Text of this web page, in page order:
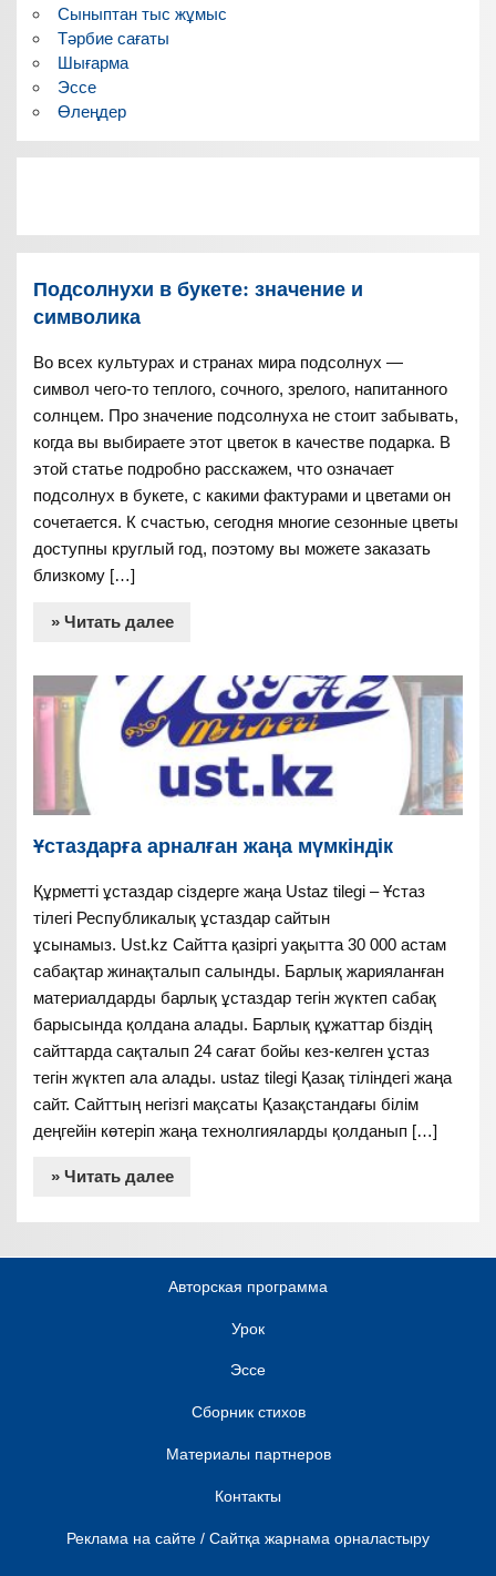
Сыныптан тыс жұмыс
Тәрбие сағаты
Шығарма
Эссе
Өлеңдер
Подсолнухи в букете: значение и
символика
Во всех культурах и странах мира подсолнух —
символ чего-то теплого, сочного, зрелого, напитанного
солнцем. Про значение подсолнуха не стоит забывать,
когда вы выбираете этот цветок в качестве подарка. В
этой статье подробно расскажем, что означает
подсолнух в букете, с какими фактурами и цветами он
сочетается. К счастью, сегодня многие сезонные цветы
доступны круглый год, поэтому вы можете заказать
близкому […]
» Читать далее
Ұстаздарға арналған жаңа мүмкіндік
Құрметті ұстаздар сіздерге жаңа Ustaz tilegi – Ұстаз
тілегі Республикалық ұстаздар сайтын
ұсынамыз. Ust.kz Сайтта қазіргі уақытта 30 000 астам
сабақтар жинақталып салынды. Барлық жарияланған
материалдарды барлық ұстаздар тегін жүктеп сабақ
барысында қолдана алады. Барлық құжаттар біздің
сайттарда сақталып 24 сағат бойы кез-келген ұстаз
тегін жүктеп ала алады. ustaz tilegi Қазақ тіліндегі жаңа
сайт. Сайттың негізгі мақсаты Қазақстандағы білім
деңгейін көтеріп жаңа технолгияларды қолданып […]
» Читать далее
Авторская программа
Урок
Эссе
Сборник стихов
Материалы партнеров
Контакты
Реклама на сайте / Сайтқа жарнама орналастыру